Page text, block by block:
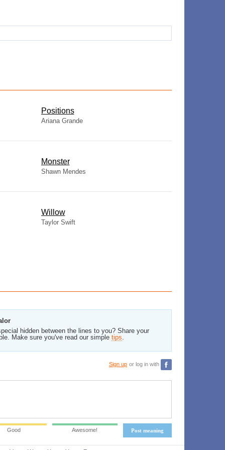
​Positions
Ariana Grande
Monster
Shawn Mendes
Willow
Taylor Swift
hidden between the lines to you? Share your
Make sure you've read our simple tips.
Sign up or log in with
Post meaning
Good Awesome!